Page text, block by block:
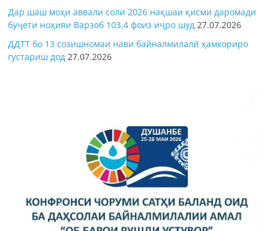
Дар шаш моҳи аввали соли 2026 нақшаи қисми даромади
буҷети ноҳияи Варзоб 103,4 фоиз иҷро шуд 27.07.2026
ДДТТ бо 13 созишномаи нави байналмилалӣ ҳамкориро
густариш дод 27.07.2026